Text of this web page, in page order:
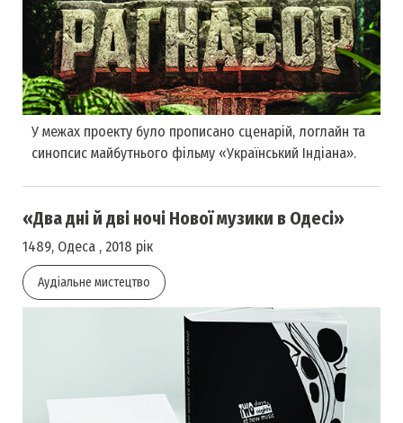
У межах проекту було прописано сценарій, логлайн та
синопсис майбутнього фільму «Український Індіана».
«Два дні й дві ночі Нової музики в Одесі»
1489, Одеса , 2018 рік
Аудіальне мистецтво